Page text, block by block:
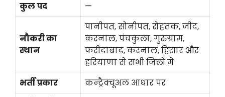
कुल पद —
नौकरी का
स्थान
पानीपत, सोनीपत, रोहतक, जींद,
करनाल, पंचकुला, गुरुग्राम,
फरीदाबाद, करनाल, हिसार और
हरियाणा से सभी जिलों मे
भर्ती प्रकार
कन्ट्रैक्चूअल आधार पर